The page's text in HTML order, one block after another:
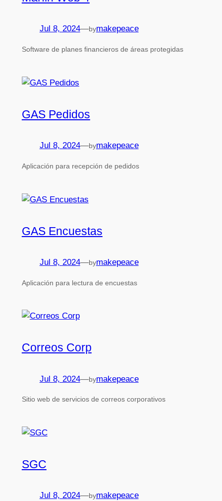
Jul 8, 2024—bymakepeace
Software de planes financieros de áreas protegidas
GAS Pedidos
Jul 8, 2024—bymakepeace
Aplicación para recepción de pedidos
GAS Encuestas
Jul 8, 2024—bymakepeace
Aplicación para lectura de encuestas
Correos Corp
Jul 8, 2024—bymakepeace
Sitio web de servicios de correos corporativos
SGC
Jul 8, 2024—bymakepeace